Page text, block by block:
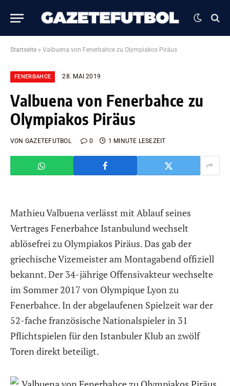
Startseite » Valbuena von Fenerbahce zu Olympiakos Piräus
FENERBAHCE 28. MAI 2019
Valbuena von Fenerbahce zu
Olympiakos Piräus
VON GAZETEFUTBOL 0 1 MINUTE LESEZEIT
Mathieu Valbuenaverlässt mit Ablauf seines
Vertrages Fenerbahce Istanbulund wechselt
ablösefrei zu Olympiakos Piräus. Das gab der
griechische Vizemeister am Montagabend offiziell
bekannt. Der 34-jährige Offensivakteur wechselte
im Sommer 2017 von Olympique Lyonzu
Fenerbahce. In der abgelaufenen Spielzeit war der
52-fachefranzösische Nationalspielerin 31
Pflichtspielen für den Istanbuler Klub an zwölf
Toren direkt beteiligt.